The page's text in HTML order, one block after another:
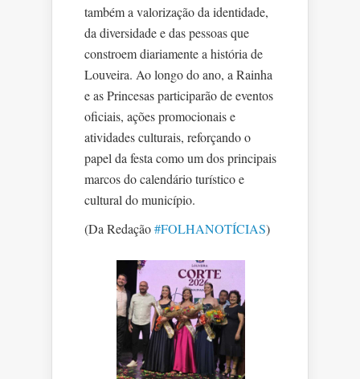
também a valorização da identidade,
da diversidade e das pessoas que
constroem diariamente a história de
Louveira. Ao longo do ano, a Rainha
e as Princesas participarão de eventos
oficiais, ações promocionais e
atividades culturais, reforçando o
papel da festa como um dos principais
marcos do calendário turístico e
cultural do município.
(Da Redação#FOLHANOTÍCIAS)